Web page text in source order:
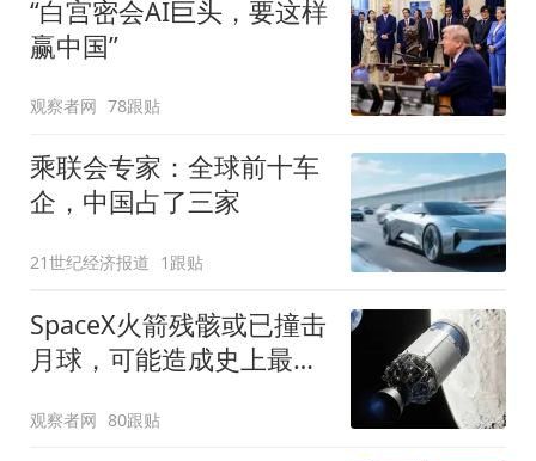
“白宫密会AI巨头，要这样
赢中国”
观察者网 78跟贴
乘联会专家：全球前十车
企，中国占了三家
21世纪经济报道 1跟贴
SpaceX火箭残骸或已撞击
月球，可能造成史上最大
观察者网 80跟贴